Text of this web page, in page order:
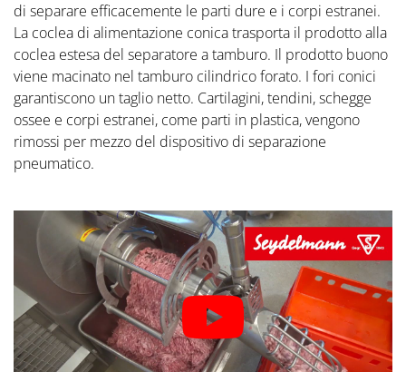
di separare efficacemente le parti dure e i corpi estranei.
La coclea di alimentazione conica trasporta il prodotto alla
coclea estesa del separatore a tamburo. Il prodotto buono
viene macinato nel tamburo cilindrico forato. I fori conici
garantiscono un taglio netto. Cartilagini, tendini, schegge
ossee e corpi estranei, come parti in plastica, vengono
rimossi per mezzo del dispositivo di separazione
pneumatico.